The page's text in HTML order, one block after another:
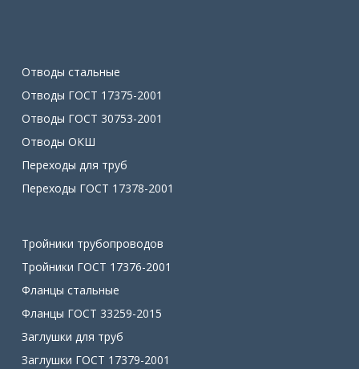
Отводы стальные
Отводы ГОСТ 17375-2001
Отводы ГОСТ 30753-2001
Отводы ОКШ
Переходы для труб
Переходы ГОСТ 17378-2001
Тройники трубопроводов
Тройники ГОСТ 17376-2001
Фланцы стальные
Фланцы ГОСТ 33259-2015
Заглушки для труб
Заглушки ГОСТ 17379-2001